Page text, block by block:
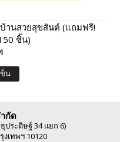
านสวยสุขสันต์ (แถมฟรี!
ชิ้น)
น
กัด
ประดิษฐ์ 34 แยก 6)
เทพฯ 10120